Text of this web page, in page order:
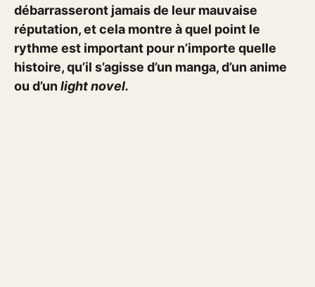
débarrasseront jamais de leur mauvaise
réputation, et cela montre à quel point le
rythme est important pour n’importe quelle
histoire, qu’il s’agisse d’un manga, d’un anime
ou d’unlight novel.